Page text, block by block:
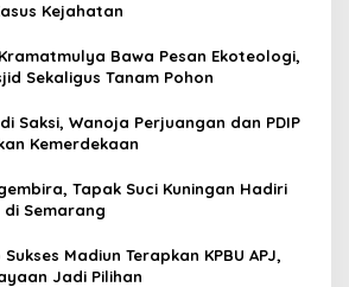
Kejahatan
Bawa Pesan Ekoteologi,
Sekaligus Tanam Pohon
Saksi, Wanoja Perjuangan dan PDIP
Kemerdekaan
Tapak Suci Kuningan Hadiri
di Semarang
Madiun Terapkan KPBU APJ,
Jadi Pilihan